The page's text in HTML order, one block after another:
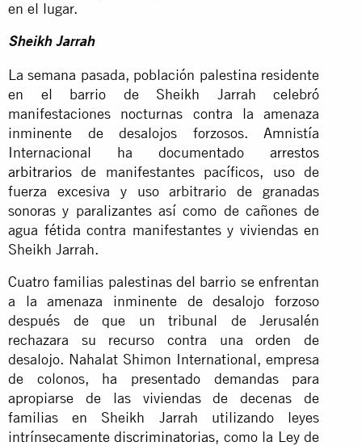
en el lugar.
Sheikh Jarrah
La semana pasada, población palestina residente
en el barrio de Sheikh Jarrah celebró
manifestaciones nocturnas contra la amenaza
inminente de desalojos forzosos. Amnistía
Internacional ha documentadoarrestos
arbitrarios de manifestantes pacíficos, uso de
fuerza excesiva y uso arbitrario de granadas
sonoras y paralizantes así como de cañones de
agua fétida contra manifestantes y viviendas en
Sheikh Jarrah.
Cuatro familias palestinas del barrio se enfrentan
a la amenaza inminente de desalojo forzoso
después de que un tribunal de Jerusalén
rechazara su recurso contra una orden de
desalojo. Nahalat Shimon International, empresa
de colonos, ha presentado demandas para
apropiarse de las viviendas de decenas de
familias en Sheikh Jarrah utilizando leyes
intrínsecamentediscriminatorias, como la Ley de